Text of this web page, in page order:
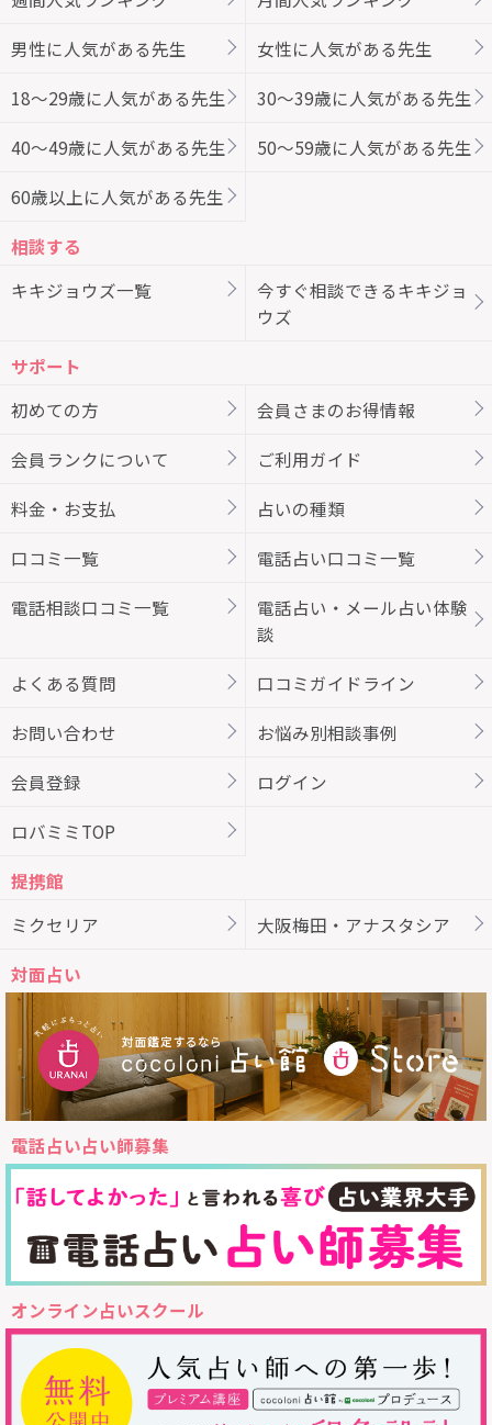
男性に人気がある先生 女性に人気がある先生
18～29歳に人気がある先生 30～39歳に人気がある先生
40～49歳に人気がある先生 50～59歳に人気がある先生
60歳以上に人気がある先生
相談する
キキジョウズ一覧
今すぐ相談できるキキジョ
ウズ
サポート
初めての方
会員さまのお得情報
会員ランクについて ご利用ガイド
料金・お支払 占いの種類
口コミ一覧 電話占い口コミ一覧
電話相談口コミ一覧
電話占い・メール占い体験
談
よくある質問 口コミガイドライン
お問い合わせ お悩み別相談事例
会員登録 ログイン
ロバミミTOP
提携館
ミクセリア
大阪梅田・アナスタシア
対面占い
電話占い占い師募集
オンライン占いスクール